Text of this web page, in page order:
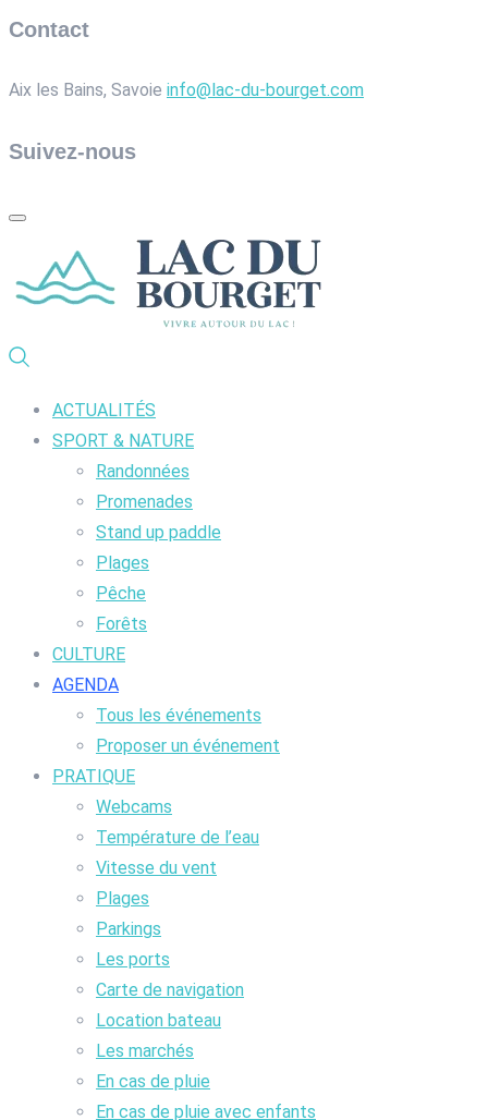
Contact
Aix les Bains, Savoie info@lac-du-bourget.com
Suivez-nous
ACTUALITÉS
SPORT & NATURE
Randonnées
Promenades
Stand up paddle
Plages
Pêche
Forêts
CULTURE
AGENDA
Tous les événements
Proposer un événement
PRATIQUE
Webcams
Température de l’eau
Vitesse du vent
Plages
Parkings
Les ports
Carte de navigation
Location bateau
Les marchés
En cas de pluie
En cas de pluie avec enfants